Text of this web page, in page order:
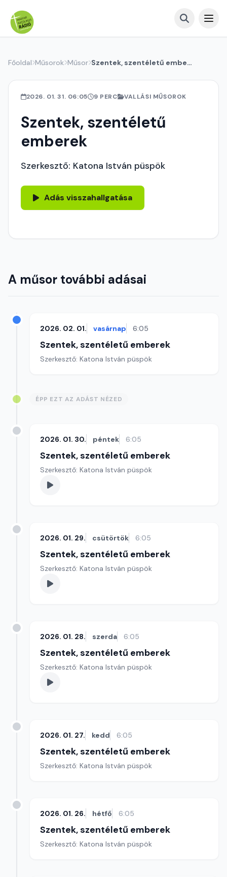
Főoldal Műsorok Műsor Szentek, szentéletű emberek
2026. 01. 31. 06:05 9 PERC VALLÁSI MŰSOROK
Szentek, szentéletű
emberek
Szerkesztő: Katona István püspök
Adás visszahallgatása
A műsor további adásai
2026. 02. 01. vasárnap 6:05
Szentek, szentéletű emberek
Szerkesztő: Katona István püspök
ÉPP EZT AZ ADÁST NÉZED
2026. 01. 30. péntek 6:05
Szentek, szentéletű emberek
Szerkesztő: Katona István püspök
2026. 01. 29. csütörtök 6:05
Szentek, szentéletű emberek
Szerkesztő: Katona István püspök
2026. 01. 28. szerda 6:05
Szentek, szentéletű emberek
Szerkesztő: Katona István püspök
2026. 01. 27. kedd 6:05
Szentek, szentéletű emberek
Szerkesztő: Katona István püspök
2026. 01. 26. hétfő 6:05
Szentek, szentéletű emberek
Szerkesztő: Katona István püspök